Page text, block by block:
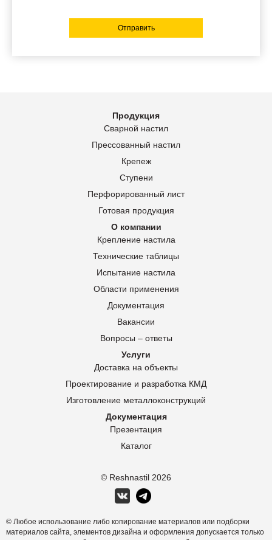
Отправить
© Reshnastil 2026
Продукция
Сварной настил
Прессованный настил
Крепеж
Ступени
Перфорированный лист
Готовая продукция
О компании
Крепление настила
Технические таблицы
Испытание настила
Области применения
Документация
Вакансии
Вопросы – ответы
Услуги
Доставка на объекты
Проектирование и разработка КМД
Изготовление металлоконструкций
Документация
Презентация
Каталог
© Любое использование либо копирование материалов или подборки
материалов сайта, элементов дизайна и оформления допускается только